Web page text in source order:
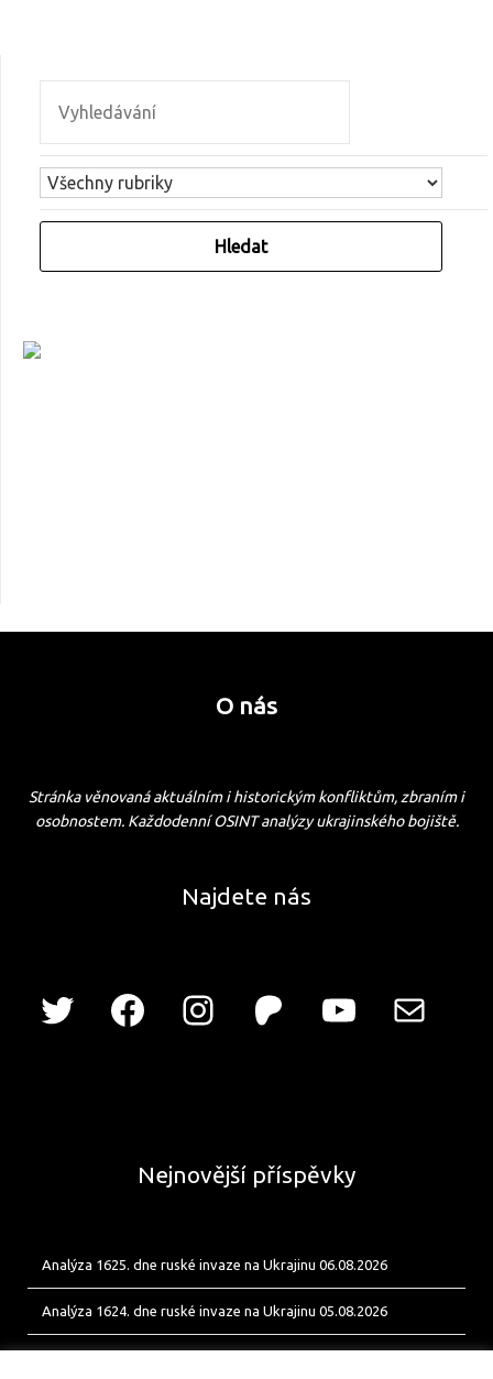
O nás
Stránka věnovaná aktuálním i historickým konfliktům, zbraním i
osobnostem. Každodenní OSINT analýzy ukrajinského bojiště.
Najdete nás
Nejnovější příspěvky
Analýza 1625. dne ruské invaze na Ukrajinu 06.08.2026
Analýza 1624. dne ruské invaze na Ukrajinu 05.08.2026